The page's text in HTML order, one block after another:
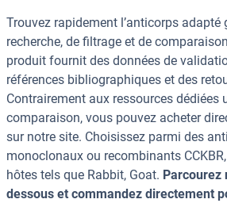
Trouvez rapidement l’anticorps adapté
recherche, de filtrage et de
produit fournit des données de
références bibliographiques et des
Contrairement aux ressources dédiées
comparaison, vous pouvez acheter
sur notre site. Choisissez parmi des
monoclonaux ou recombinants
hôtes tels que Rabbit, Goat. Parcourez
dessous et commandez directement